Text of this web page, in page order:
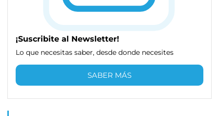
¡Suscribite al Newsletter!
Lo que necesitas saber, desde donde necesites
SABER MÁS